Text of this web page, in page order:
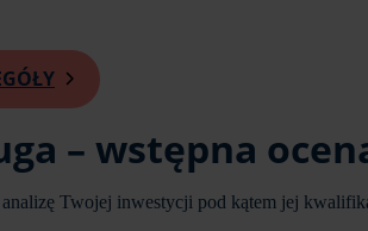
– wstępna
Twojej inwestycji pod kątem jej